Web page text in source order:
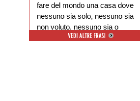
fare del mondo una casa dove
nessuno sia solo, nessuno sia
non voluto, nessuno sia o